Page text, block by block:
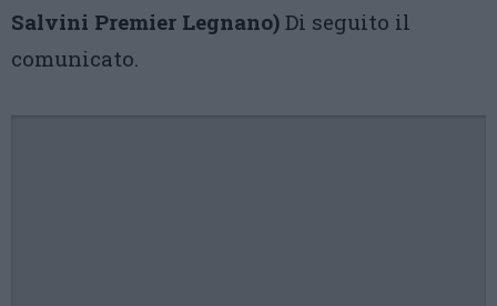
Salvini Premier Legnano) Di seguito il
comunicato.